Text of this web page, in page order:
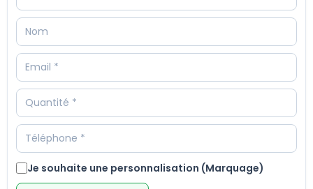
Je souhaite une personnalisation (Marquage)